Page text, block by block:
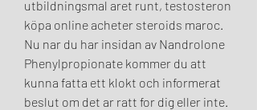
utbildningsmal aret runt, testosteron
köpa online acheter steroids maroc.
Nu nar du har insidan av Nandrolone
Phenylpropionate kommer du att
kunna fatta ett klokt och informerat
beslut om det ar ratt for dig eller inte.